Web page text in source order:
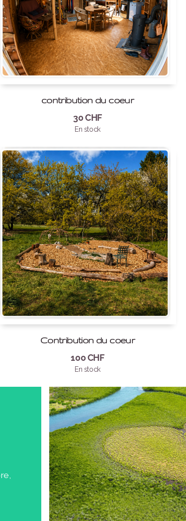
contribution du coeur
30CHF
En stock
Contribution du coeur
100CHF
En stock